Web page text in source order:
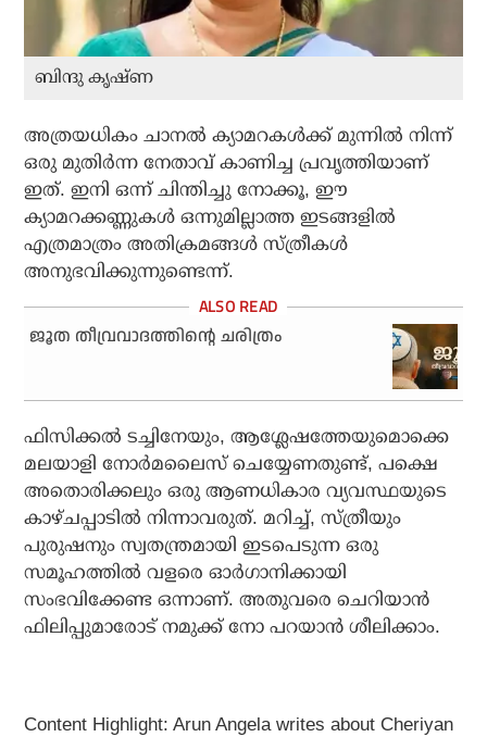
ബിന്ദു കൃഷ്ണ
അത്രയധികം ചാനല്‍ ക്യാമറകള്‍ക്ക് മുന്നില്‍ നിന്ന്
ഒരു മുതിര്‍ന്ന നേതാവ് കാണിച്ച പ്രവൃത്തിയാണ്
ഇത്. ഇനി ഒന്ന് ചിന്തിച്ചു നോക്കൂ, ഈ
ക്യാമറക്കണ്ണുകള്‍ ഒന്നുമില്ലാത്ത ഇടങ്ങളില്‍
എത്രമാത്രം അതിക്രമങ്ങള്‍ സ്ത്രീകള്‍
അനുഭവിക്കുന്നുണ്ടെന്ന്.
ജൂത തീവ്രവാദത്തിന്റെ ചരിത്രം
ഫിസിക്കല്‍ ടച്ചിനേയും, ആശ്ലേഷത്തേയുമൊക്കെ
മലയാളി നോര്‍മലൈസ് ചെയ്യേണതുണ്ട്, പക്ഷെ
അതൊരിക്കലും ഒരു ആണധികാര വ്യവസ്ഥയുടെ
കാഴ്ചപ്പാടില്‍ നിന്നാവരുത്. മറിച്ച്, സ്ത്രീയും
പുരുഷനും സ്വതന്ത്രമായി ഇടപെടുന്ന ഒരു
സമൂഹത്തില്‍ വളരെ ഓര്‍ഗാനിക്കായി
സംഭവിക്കേണ്ട ഒന്നാണ്. അതുവരെ ചെറിയാന്‍
ഫിലിപ്പുമാരോട് നമുക്ക് നോ പറയാന്‍ ശീലിക്കാം.
Content Highlight: Arun Angela writes about Cheriyan